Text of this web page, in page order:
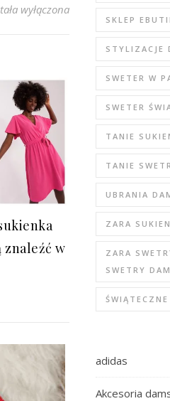
sukienki na wesele na ten
wyłączona
znaleźć w
SKLEP
STYLIZACJE
SWETER W
SWETER
TANIE
TANIE
UBRANIA
ZARA
ZARA
SWETRY
adidas
Akcesoria